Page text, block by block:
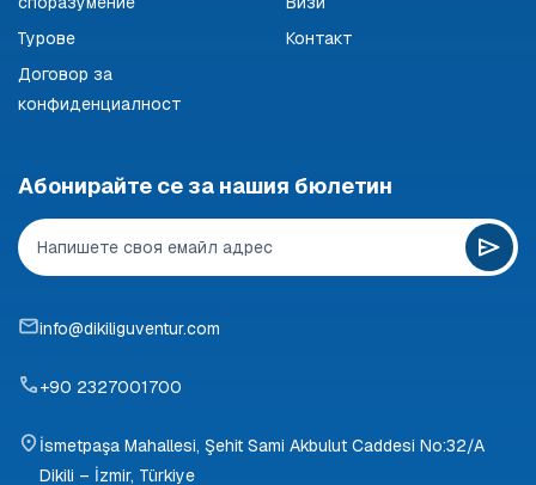
Турове
Договор за
конфиденциалност
Контакт
Абонирайте се за нашия бюлетин
info@dikiliguventur.com
+90 2327001700
İsmetpaşa Mahallesi, Şehit Sami Akbulut Caddesi No:32/A
Dikili – İzmir, Türkiye